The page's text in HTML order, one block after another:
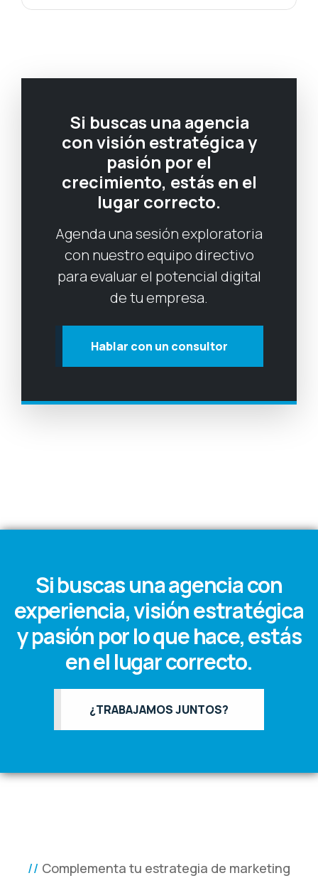
Si buscas una agencia
con visión estratégica y
pasión por el
crecimiento, estás en el
lugar correcto.
Agenda una sesión exploratoria
con nuestro equipo directivo
para evaluar el potencial digital
de tu empresa.
Hablar con un consultor
Si buscas una agencia con
experiencia, visión estratégica
y pasión por lo que hace, estás
en el lugar correcto.
¿TRABAJAMOS JUNTOS?
Complementa tu estrategia de marketing